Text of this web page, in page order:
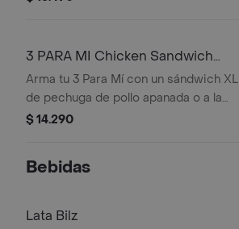
Chiliemos
3 PARA MI Chicken Sandwich
Box
Arma tu 3 Para Mí con un sándwich XL
de pechuga de pollo apanada o a la
plancha salsa de palta tomate tocino
appetizers y bebida. Chiliemos
$ 14.290
Bebidas
Lata Bilz